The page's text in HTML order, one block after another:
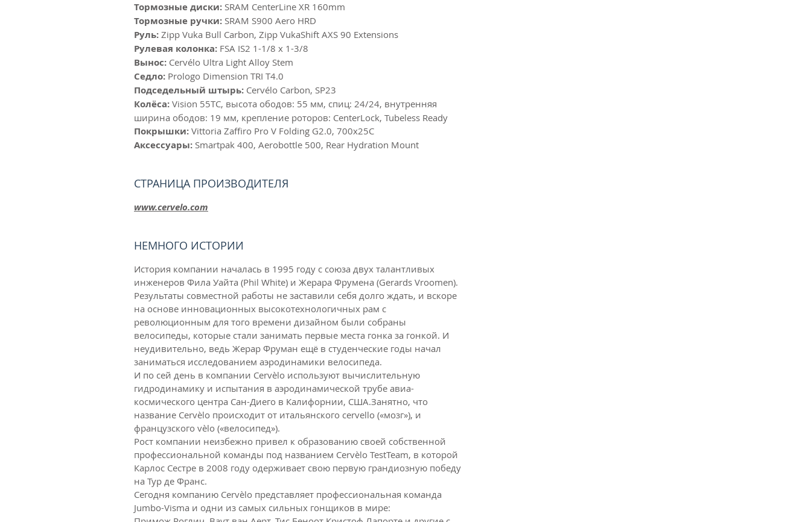
Тормозные диски: SRAM CenterLine XR 160mm
Тормозные ручки: SRAM S900 Aero HRD
Руль: Zipp Vuka Bull Carbon, Zipp VukaShift AXS 90 Extensions
Рулевая колонка: FSA IS2 1-1/8 x 1-3/8
Вынос: Cervélo Ultra Light Alloy Stem
Седло: Prologo Dimension TRI T4.0
Подседельный штырь: Cervélo Carbon, SP23
Колёса: Vision 55TC, высота ободов: 55 мм, спиц: 24/24, внутренняя
ширина ободов: 19 мм, крепление роторов: CenterLock, Tubeless Ready
Покрышки: Vittoria Zaffiro Pro V Folding G2.0, 700x25C
Аксессуары: Smartpak 400, Aerobottle 500, Rear Hydration Mount
СТРАНИЦА ПРОИЗВОДИТЕЛЯ
www.cervelo.com
НЕМНОГО ИСТОРИИ
История компании началась в 1995 году с союза двух талантливых
инженеров Фила Уайта (Phil White) и Жерара Фрумена (Gerards Vroomen).
Результаты совместной работы не заставили себя долго ждать, и вскоре
на основе инновационных высокотехнологичных рам с
революционным для того времени дизайном были собраны
велосипеды, которые стали занимать первые места гонка за гонкой. И
неудивительно, ведь Жерар Фруман ещё в студенческие годы начал
заниматься исследованием аэродинамики велосипеда.
И по сей день в компании Cervèlo используют вычислительную
гидродинамику и испытания в аэродинамической трубе авиа-
космического центра Сан-Диего в Калифорнии, США.Занятно, что
название Cervèlo происходит от итальянского cervello («мозг»), и
французского vèlo («велосипед»).
Рост компании неизбежно привел к образованию своей собственной
профессиональной команды под названием Cervèlo TestTeam, в которой
Карлос Сестре в 2008 году одерживает свою первую грандиозную победу
на Тур де Франс.
Сегодня компанию Cervèlo представляет профессиональная команда
Jumbo-Visma и одни из самых сильных гонщиков в мире: